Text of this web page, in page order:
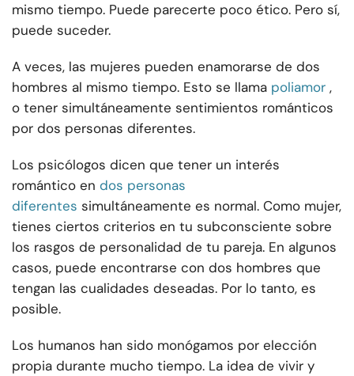
mismo tiempo. Puede parecerte poco ético. Pero sí,
puede suceder.
A veces, las mujeres pueden enamorarse de dos
hombres al mismo tiempo. Esto se llama poliamor ,
o tener simultáneamente sentimientos románticos
por dos personas diferentes.
Los psicólogos dicen que tener un interés
romántico en dos personas
diferentes simultáneamente es normal. Como mujer,
tienes ciertos criterios en tu subconsciente sobre
los rasgos de personalidad de tu pareja. En algunos
casos, puede encontrarse con dos hombres que
tengan las cualidades deseadas. Por lo tanto, es
posible.
Los humanos han sido monógamos por elección
propia durante mucho tiempo. La idea de vivir y